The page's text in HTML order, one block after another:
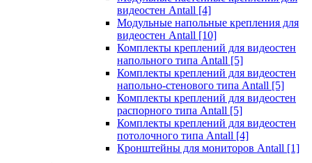
видеостен Antall [4]
Модульные напольные крепления для
видеостен Antall [10]
Комплекты креплений для видеостен
напольного типа Antall [5]
Комплекты креплений для видеостен
напольно-стенового типа Antall [5]
Комплекты креплений для видеостен
распорного типа Antall [5]
Комплекты креплений для видеостен
потолочного типа Antall [4]
Кронштейны для мониторов Antall [1]